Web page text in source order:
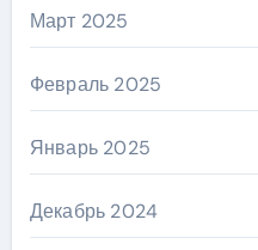
Март 2025
Февраль 2025
Январь 2025
Декабрь 2024